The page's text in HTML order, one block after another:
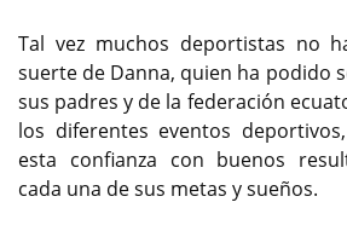
Tal vez muchos deportistas no
suerte de Danna, quien ha podido
sus padres y de la federación
los diferentes eventos
esta confianza con buenos
cada una de sus metas y sueños.